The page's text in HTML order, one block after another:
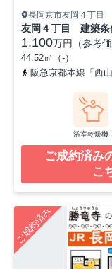
長岡京市友岡４丁目
友岡４丁目 建築条
1,100万円（参考価
44.52㎡（-）
阪急京都本線「西
浴室乾燥機
ご成約済み
こ
ご成約済み